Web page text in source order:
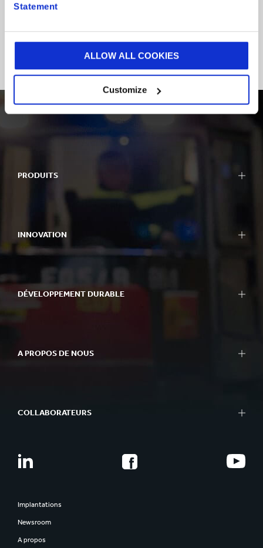
Statement
ALLOW ALL COOKIES
Customize
Pays
Pays
PRODUITS
INNOVATION
DÉVELOPPEMENT DURABLE
A PROPOS DE NOUS
COLLABORATEURS
Implantations
Newsroom
A propos